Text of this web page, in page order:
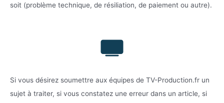
soit (problème technique, de résiliation, de paiement ou autre).
Si vous désirez soumettre aux équipes de TV-Production.fr un
sujet à traiter, si vous constatez une erreur dans un article, si